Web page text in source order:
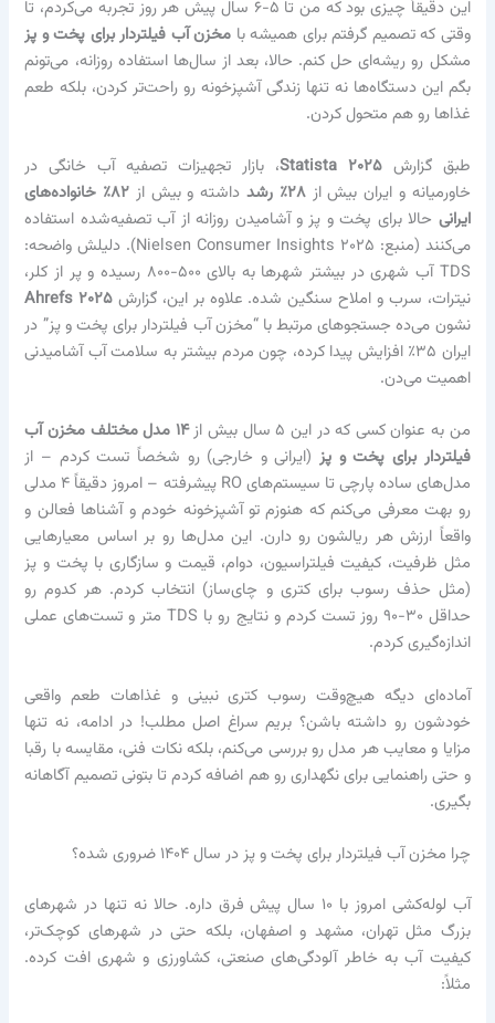
این دقیقاً چیزی بود که من تا ۵-۶ سال پیش هر روز تجربه می‌کردم، تا
وقتی که تصمیم گرفتم برای همیشه با مخزن آب فیلتردار برای پخت و پز
مشکل رو ریشه‌ای حل کنم. حالا، بعد از سال‌ها استفاده روزانه، می‌تونم
بگم این دستگاه‌ها نه تنها زندگی آشپزخونه رو راحت‌تر کردن، بلکه طعم
غذاها رو هم متحول کردن.
طبق گزارشStatista ۲۰۲۵، بازار تجهیزات تصفیه آب خانگی در
خاورمیانه و ایران بیش از۲۸٪ رشد داشته و بیش از
۸۲٪ خانواده‌های
ایرانی حالا برای پخت و پز و آشامیدن روزانه از آب تصفیه‌شده استفاده
می‌کنند (منبع: Nielsen Consumer Insights ۲۰۲۵). دلیلش واضحه:
TDS آب شهری در بیشتر شهرها به بالای ۵۰۰-۸۰۰ رسیده و پر از کلر،
نیترات، سرب و املاح سنگین شده. علاوه بر این، گزارش Ahrefs ۲۰۲۵
نشون می‌ده جستجوهای مرتبط با “مخزن آب فیلتردار برای پخت و پز” در
ایران ۳۵٪ افزایش پیدا کرده، چون مردم بیشتر به سلامت آب آشامیدنی
اهمیت می‌دن.
من به عنوان کسی که در این ۵ سال بیش از
۱۴ مدل مختلف مخزن آب
فیلتردار برای پخت و پز(ایرانی و خارجی) رو شخصاً تست کردم – از
مدل‌های ساده پارچی تا سیستم‌های RO پیشرفته – امروز دقیقاً ۴ مدلی
رو بهت معرفی می‌کنم که هنوزم تو آشپزخونه خودم و آشناها فعالن و
واقعاً ارزش هر ریالشون رو دارن. این مدل‌ها رو بر اساس معیارهایی
مثل ظرفیت، کیفیت فیلتراسیون، دوام، قیمت و سازگاری با پخت و پز
(مثل حذف رسوب برای کتری و چای‌ساز) انتخاب کردم. هر کدوم رو
حداقل ۳۰-۹۰ روز تست کردم و نتایج رو با TDS متر و تست‌های عملی
اندازه‌گیری کردم.
آماده‌ای دیگه هیچ‌وقت رسوب کتری نبینی و غذاهات طعم واقعی
خودشون رو داشته باشن؟ بریم سراغ اصل مطلب! در ادامه، نه تنها
مزایا و معایب هر مدل رو بررسی می‌کنم، بلکه نکات فنی، مقایسه با رقبا
و حتی راهنمایی برای نگهداری رو هم اضافه کردم تا بتونی تصمیم آگاهانه
بگیری.
چرا مخزن آب فیلتردار برای پخت و پز در سال ۱۴۰۴ ضروری شده؟
آب لوله‌کشی امروز با ۱۰ سال پیش فرق داره. حالا نه تنها در شهرهای
بزرگ مثل تهران، مشهد و اصفهان، بلکه حتی در شهرهای کوچک‌تر،
کیفیت آب به خاطر آلودگی‌های صنعتی، کشاورزی و شهری افت کرده.
مثلاً: